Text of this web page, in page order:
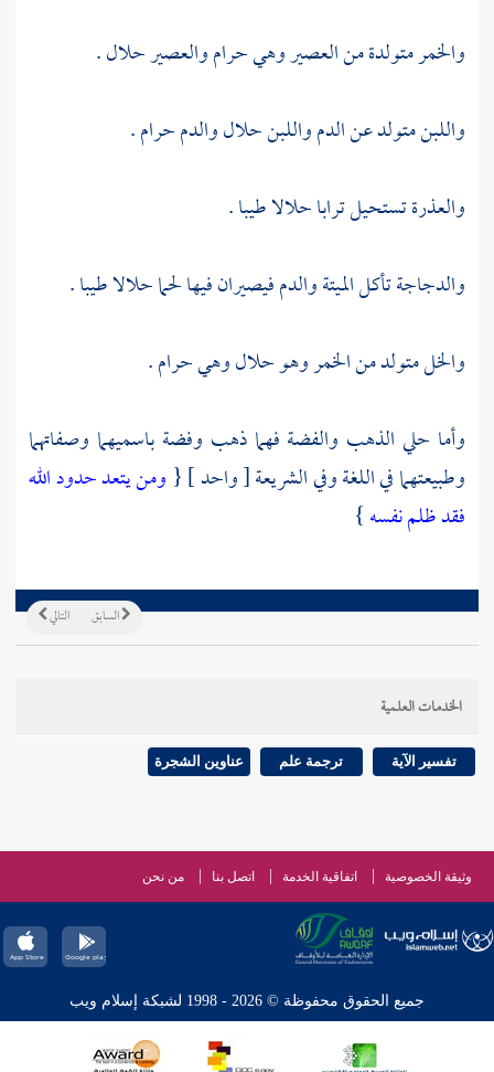
والخمر متولدة من العصير وهي حرام والعصير حلال .
واللبن متولد عن الدم واللبن حلال والدم حرام .
والعذرة تستحيل ترابا حلالا طيبا .
والدجاجة تأكل الميتة والدم فيصيران فيها لحما حلالا طيبا .
والخل متولد من الخمر وهو حلال وهي حرام .
وأما حلي الذهب والفضة فهما ذهب وفضة باسميهما وصفاتهما
وطبيعتهما في اللغة وفي الشريعة [ واحد ] { ومن يتعد حدود الله
فقد ظلم نفسه}
التالي السابق
الخدمات العلمية
تفسير الآية ترجمة علم عناوين الشجرة
وثيقة الخصوصية اتفاقية الخدمة اتصل بنا من نحن
جميع الحقوق محفوظة © 2026 - 1998 لشبكة إسلام ويب